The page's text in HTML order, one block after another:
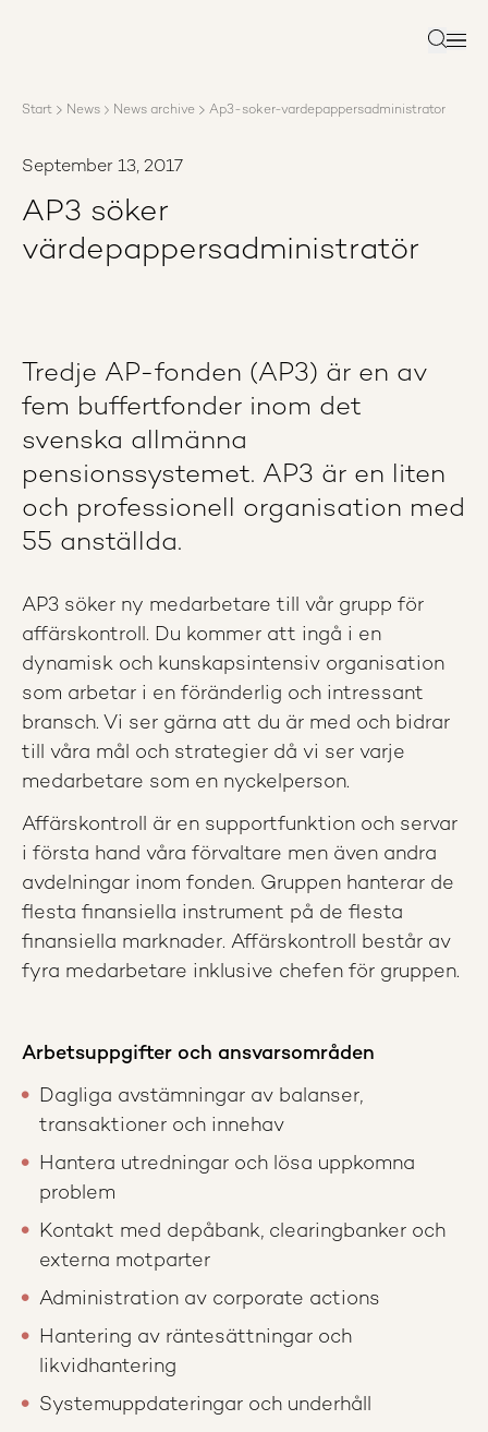
Reports
Contact us
Search
Start News News archive Ap3-soker-vardepappersadministrator
September 13, 2017
AP3 söker
värdepappersadministratör
Tredje AP-fonden (AP3) är en av
fem buffertfonder inom det
svenska allmänna
pensionssystemet. AP3 är en liten
och professionell organisation med
55 anställda.
AP3 söker ny medarbetare till vår grupp för
affärskontroll. Du kommer att ingå i en
dynamisk och kunskapsintensiv organisation
som arbetar i en föränderlig och intressant
bransch. Vi ser gärna att du är med och bidrar
till våra mål och strategier då vi ser varje
medarbetare som en nyckelperson.
Affärskontroll är en supportfunktion och servar
i första hand våra förvaltare men även andra
avdelningar inom fonden. Gruppen hanterar de
flesta finansiella instrument på de flesta
finansiella marknader. Affärskontroll består av
fyra medarbetare inklusive chefen för gruppen.
Arbetsuppgifter och ansvarsområden
Dagliga avstämningar av balanser,
transaktioner och innehav
Hantera utredningar och lösa uppkomna
problem
Kontakt med depåbank, clearingbanker och
externa motparter
Administration av corporate actions
Hantering av räntesättningar och
likvidhantering
Systemuppdateringar och underhåll